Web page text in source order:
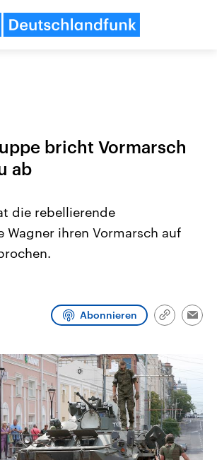
Anhalt
am 6.
Koalition aus
den Parteien
anstehenden
den mächtigsten Ländern
mit großem Einfluss auf
aktuelle Weltgeschehen.
Programm Podcasts
bricht Vormarsch
ab
die rebellierende
Wagner ihren Vormarsch auf
Abonnieren
Link